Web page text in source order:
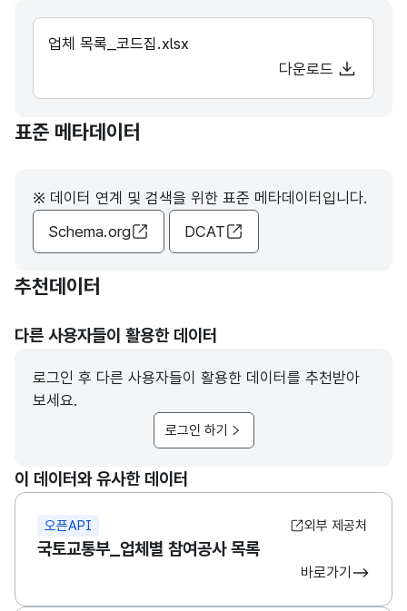
업체 목록_코드집.xlsx
다운로드
표준 메타데이터
※ 데이터 연계 및 검색을 위한 표준 메타데이터입니다.
Schema.org
DCAT
추천데이터
다른 사용자들이 활용한 데이터
로그인 후 다른 사용자들이 활용한 데이터를 추천받아
보세요.
로그인 하기
이 데이터와 유사한 데이터
오픈API 외부 제공처
국토교통부_업체별 참여공사 목록
바로가기